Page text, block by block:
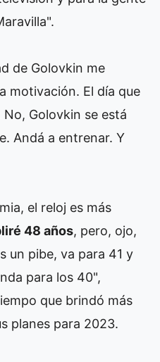
de Golovkin me
motivación. El día que
Golovkin se está
Andá a entrenar. Y
el reloj es más
48 años, pero, ojo,
un pibe, va para 41 y
para los 40",
que brindó más
planes para 2023.